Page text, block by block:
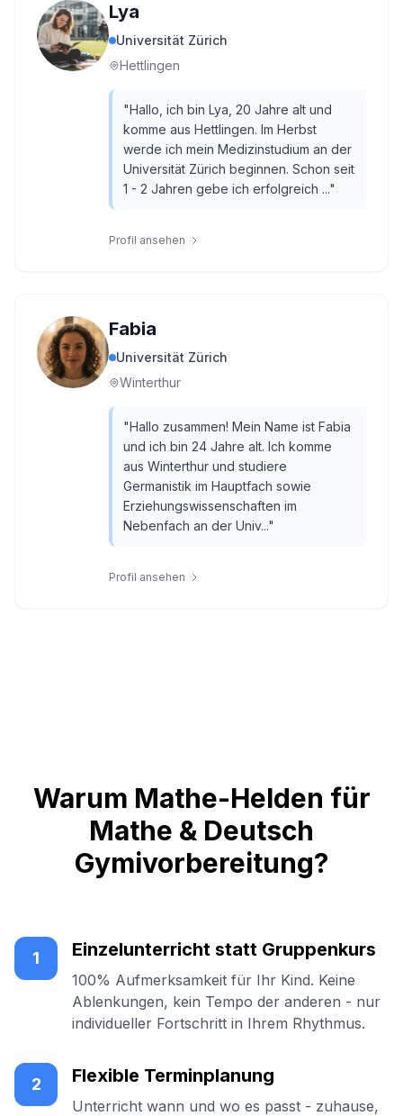
Lya
Universität Zürich
Hettlingen
"Hallo, ich bin Lya, 20 Jahre alt und
komme aus Hettlingen. Im Herbst
werde ich mein Medizinstudium an der
Universität Zürich beginnen. Schon seit
1 - 2 Jahren gebe ich erfolgreich ..."
Profil ansehen
Fabia
Universität Zürich
Winterthur
"Hallo zusammen! Mein Name ist Fabia
und ich bin 24 Jahre alt. Ich komme
aus Winterthur und studiere
Germanistik im Hauptfach sowie
Erziehungswissenschaften im
Nebenfach an der Univ..."
Profil ansehen
Warum Mathe-Helden für
Mathe & Deutsch
Gymivorbereitung?
1 Einzelunterricht statt Gruppenkurs
100% Aufmerksamkeit für Ihr Kind. Keine
Ablenkungen, kein Tempo der anderen - nur
individueller Fortschritt in Ihrem Rhythmus.
2 Flexible Terminplanung
Unterricht wann und wo es passt - zuhause,